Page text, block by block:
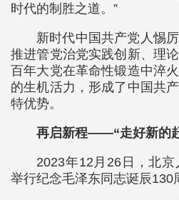
时代的制胜之道。”
新时代中国共产党人惕
推进管党治党实践创新、理
百年大党在革命性锻造中淬
的生机活力，形成了中国共
特优势。
再启新程——“走好新的
2023年12月26日，北
举行纪念毛泽东同志诞辰130